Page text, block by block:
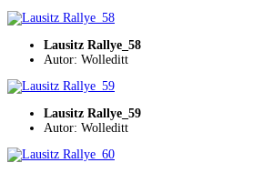
Lausitz Rallye_58
Autor: Wolleditt
Lausitz Rallye_59
Autor: Wolleditt